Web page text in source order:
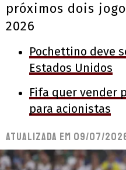
próximos dois
2026
Pochettino deve
Estados Unidos
Fifa quer vender
para acionistas
Atualizada em 09/07/